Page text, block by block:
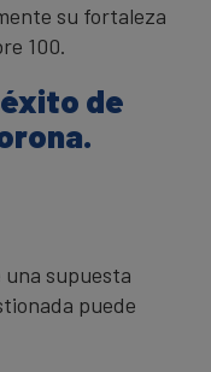
su fortaleza
100.
de
una supuesta
puede